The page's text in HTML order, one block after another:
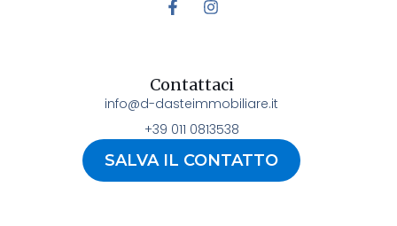
Contattaci
info@d-dasteimmobiliare.it
+39 011 0813538
SALVA IL CONTATTO